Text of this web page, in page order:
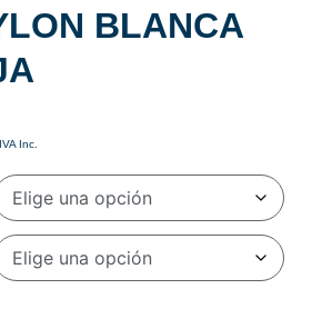
BLANCA